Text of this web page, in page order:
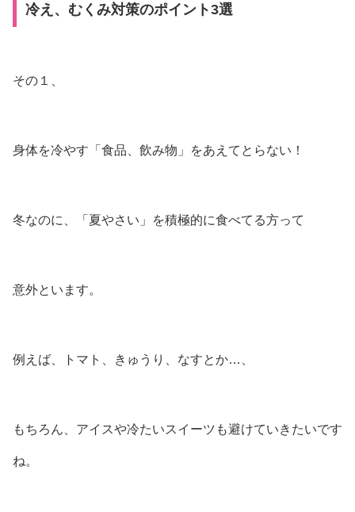
冷え、むくみ対策のポイント3選
その１、
身体を冷やす「食品、飲み物」をあえてとらない！
冬なのに、「夏やさい」を積極的に食べてる方って
意外といます。
例えば、トマト、きゅうり、なすとか…、
もちろん、アイスや冷たいスイーツも避けていきたいです
ね。